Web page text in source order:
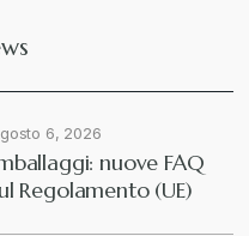
6, 2026
nuove FAQ
Regolamento (UE)